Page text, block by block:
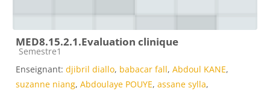
MED8.15.2.1.Evaluation clinique
Catégorie de cours
Semestre1
Enseignant: djibril diallo, babacar fall, Abdoul KANE,
suzanne niang, Abdoulaye POUYE, assane sylla,